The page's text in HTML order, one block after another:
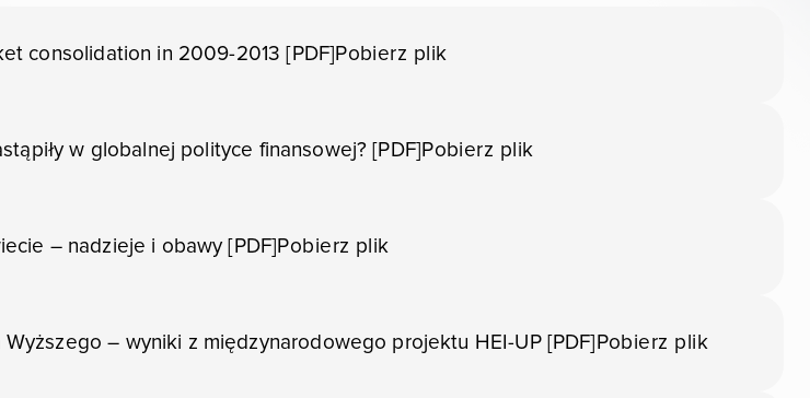
consolidation in 2009-2013 [PDF]Pobierz plik
w globalnej polityce finansowej? [PDF]Pobierz plik
– nadzieje i obawy [PDF]Pobierz plik
– wyniki z międzynarodowego projektu HEI-UP [PDF]Pobierz plik